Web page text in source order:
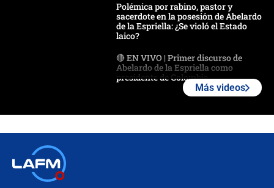
Polémica por rabino, pastor y
sacerdote en la posesión de Abelardo
de la Espriella: ¿Se violó el Estado
laico?
🔴 EN VIVO | Primer discurso de
Abelardo de la Espriella como
presidente de Colombia
Más videos